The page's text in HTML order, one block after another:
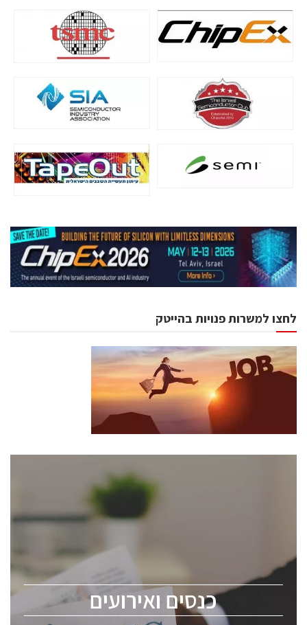
לחצו למשרות פנויות בהייטק
כנסים ואירועים
כנסים ואירועים
לכל העוסקים בתעשיית הסמיקונדקטור כולל מהנדסים,
ChipEx2026 will be held on May 12-13, 2026. The